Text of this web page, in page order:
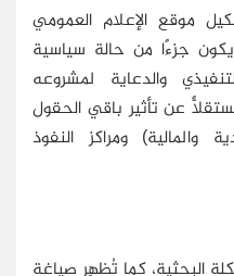
موقع الإعلام العمومي
يكون جزءًا من حالة سياسية
والدعاية لمشروعه
عن تأثير باقي الحقول
والمالية) ومراكز النفوذ
البحثية، كما تُظهِر صياغة